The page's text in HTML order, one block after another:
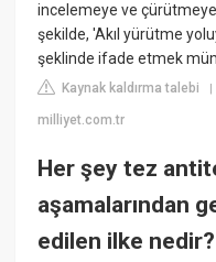
incelemeye ve
şekilde, 'Akıl yürütme
şeklinde ifade etmek
Kaynak kaldırma talebi
milliyet.com.tr
Her şey tez
aşamalarından
edilen ilke nedir?